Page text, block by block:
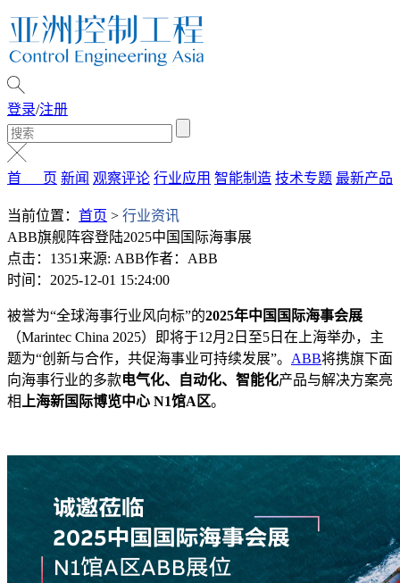
登录/注册
首 页 新闻 观察评论 行业应用 智能制造 技术专题 最新产品
当前位置： 首页 > 行业资讯
ABB旗舰阵容登陆2025中国国际海事展
点击：1351 来源: ABB作者：ABB
时间：2025-12-01 15:24:00
被誉为“全球海事行业风向标”的2025年中国国际海事会展
（Marintec China 2025）即将于12月2日至5日在上海举办，主
题为“创新与合作，共促海事业可持续发展”。 ABB将携旗下面
向海事行业的多款电气化、自动化、智能化产品与解决方案亮
相 上海新国际博览中心 N1馆A区。